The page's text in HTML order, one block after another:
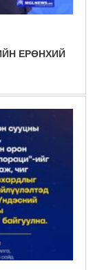
ЕРӨНХИЙ